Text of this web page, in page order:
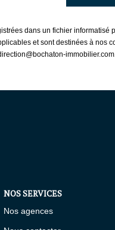
dans un fichier
et sont destinées à nos
NOS SERVICES
Nos agences